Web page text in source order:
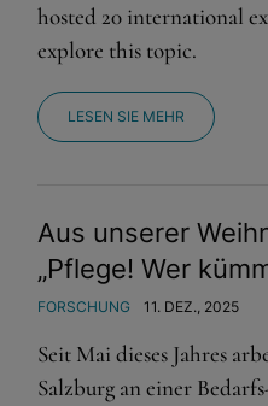
hosted 20 international
explore this topic.
LESEN SIE MEHR
Aus unserer
„Pflege! Wer
FORSCHUNG 11. DEZ., 2025
Seit Mai dieses Jahres
Salzburg an einer